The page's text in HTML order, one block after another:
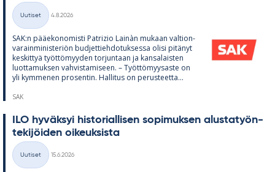
Kategoriat
Uutiset
4.8.2026
SAK:n pää­e­ko­no­misti Pat­rizio Lainàn mu­kaan val­tion­
va­rain­mi­nis­te­riön bud­jet­tieh­do­tuk­sessa olisi pi­tä­nyt
kes­kit­tyä työt­tö­myy­den tor­jun­taan ja kan­sa­lais­ten
luot­ta­muk­sen vah­vis­ta­mi­seen. – Työt­tö­myy­saste on
yli kym­me­nen pro­sen­tin. Hal­li­tus on pe­rus­teetta...
SAK
ILO hy­väk­syi his­to­rial­li­sen so­pi­muk­sen alus­ta­työn­
te­ki­jöi­den oi­keuk­sista
Kategoriat
Uutiset
15.6.2026